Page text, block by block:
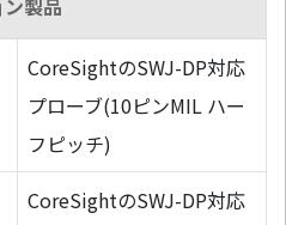
製品
CoreSightのSWJ-DP対応
プローブ(10ピンMIL ハー
フピッチ)
CoreSightのSWJ-DP対応